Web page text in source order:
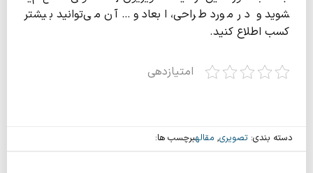
شوید و در مورد طراحی، ابعاد و… آن می­‌توانید بیشتر
کسب اطلاع کنید.
امتیازدهی
دسته بندی:تصویری, مقالهبرچسب ها: